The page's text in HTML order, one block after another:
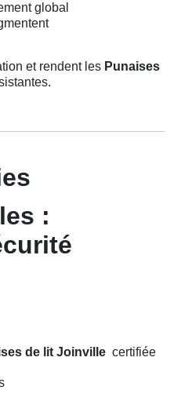
global
et rendent les Punaises
:
de lit Joinville certifiée